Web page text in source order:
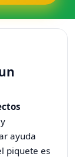
ayuda
piquete es